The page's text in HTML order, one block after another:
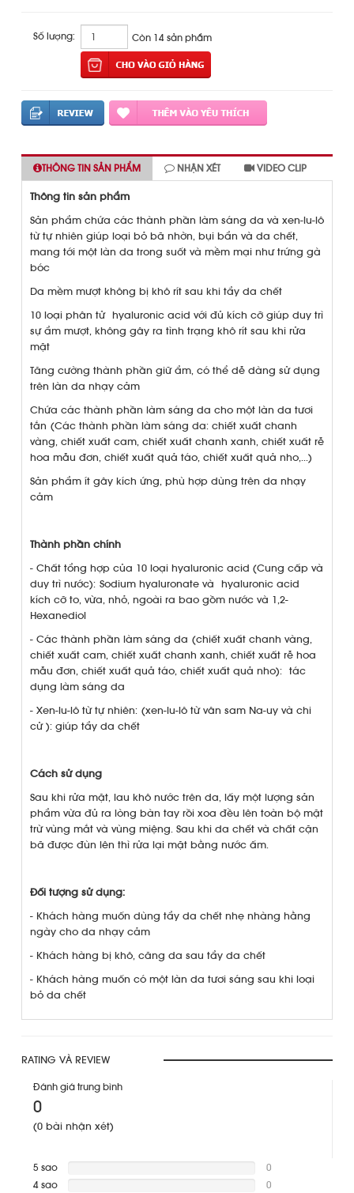
Số lượng: Còn 14 sản phẩm
THÔNG TIN SẢN PHẨM NHẬN XÉT VIDEO CLIP
Thông tin sản phẩm
Sản phẩm chứa các thành phần làm sáng da và xen-lu-lô
từ tự nhiên giúp loại bỏ bã nhờn, bụi bẩn và da chết,
mang tới một làn da trong suốt và mềm mại như trứng gà
bóc
Da mềm mượt không bị khô rít sau khi tẩy da chết
10 loại phân tử hyaluronic acid với đủ kích cỡ giúp duy trì
sự ẩm mượt, không gây ra tình trạng khô rít sau khi rửa
mặt
Tăng cường thành phần giữ ẩm, có thể dễ dàng sử dụng
trên làn da nhạy cảm
Chứa các thành phần làm sáng da cho một làn da tươi
tắn (Các thành phần làm sáng da: chiết xuất chanh
vàng, chiết xuất cam, chiết xuất chanh xanh, chiết xuất rễ
hoa mẫu đơn, chiết xuất quả táo, chiết xuất quả nho,…)
Sản phẩm ít gây kích ứng, phù hợp dùng trên da nhạy
cảm
Thành phần chính
- Chất tổng hợp của 10 loại hyaluronic acid (Cung cấp và
duy trì nước): Sodium hyaluronate và hyaluronic acid
kích cỡ to, vừa, nhỏ, ngoài ra bao gồm nước và 1,2-
Hexanediol
- Các thành phần làm sáng da (chiết xuất chanh vàng,
chiết xuất cam, chiết xuất chanh xanh, chiết xuất rễ hoa
mẫu đơn, chiết xuất quả táo, chiết xuất quả nho): tác
dụng làm sáng da
- Xen-lu-lô từ tự nhiên: (xen-lu-lô từ vân sam Na-uy và chi
cử ): giúp tẩy da chết
Cách sử dụng
Sau khi rửa mặt, lau khô nước trên da, lấy một lượng sản
phẩm vừa đủ ra lòng bàn tay rồi xoa đều lên toàn bộ mặt
trừ vùng mắt và vùng miệng. Sau khi da chết và chất cặn
bã được đùn lên thì rửa lại mặt bằng nước ấm.
Đối tượng sử dụng:
- Khách hàng muốn dùng tẩy da chết nhẹ nhàng hằng
ngày cho da nhạy cảm
- Khách hàng bị khô, căng da sau tẩy da chết
- Khách hàng muốn có một làn da tươi sáng sau khi loại
bỏ da chết
RATING VÀ REVIEW
Đánh giá trung bình
0
(0 bài nhận xét)
5 sao
0
4 sao
0